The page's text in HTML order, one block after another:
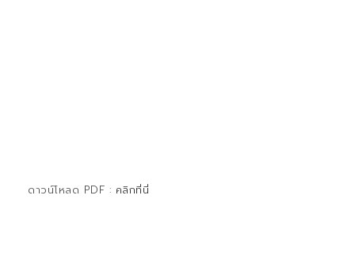
ดาวน์โหลด PDF : คลิกที่นี่